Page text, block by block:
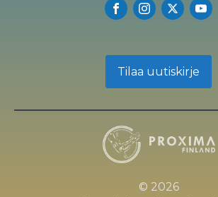
Tilaa uutiskirje
© 2026